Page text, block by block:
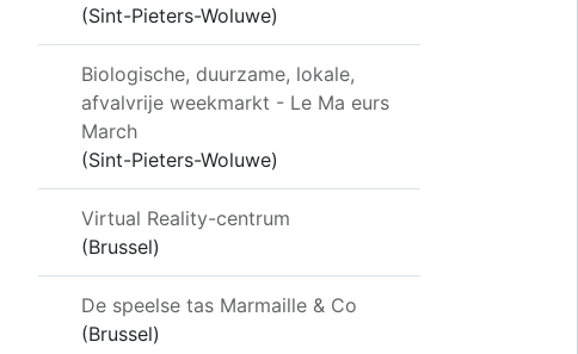
(Sint-Pieters-Woluwe)
Biologische, duurzame, lokale,
afvalvrije weekmarkt - Le Ma eurs
March
(Sint-Pieters-Woluwe)
Virtual Reality-centrum
(Brussel)
De speelse tas Marmaille & Co
(Brussel)